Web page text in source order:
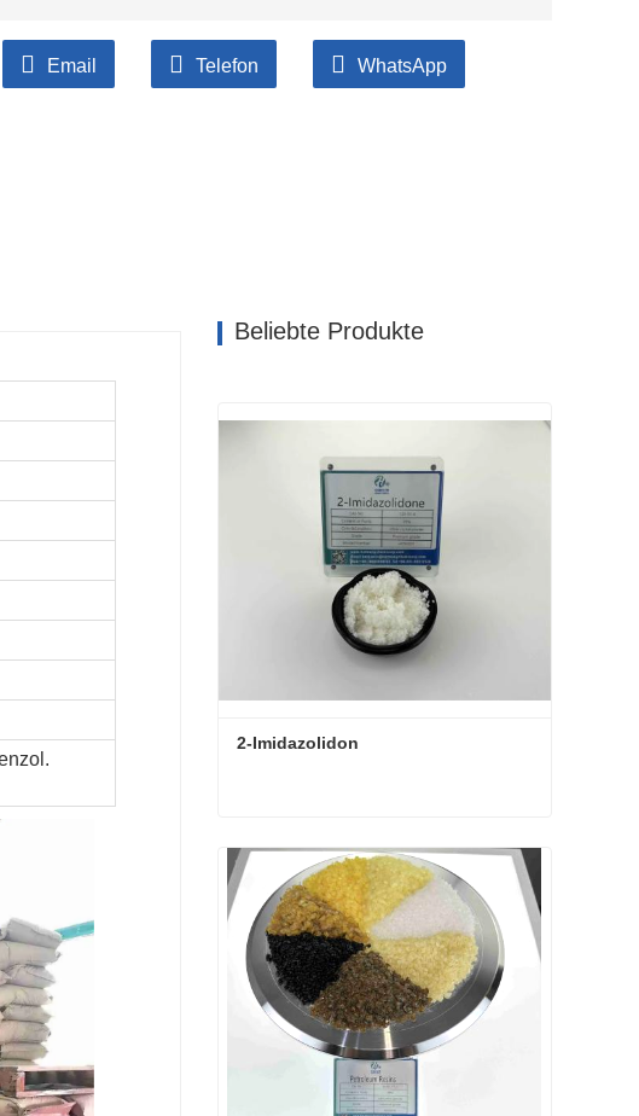
Email Telefon WhatsApp
Beliebte Produkte
2-Imidazolidon
2-Imidazolidon
Kontaktieren Sie mich jetzt